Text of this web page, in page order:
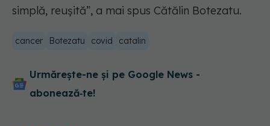
simplă, reușită”, a mai spus Cătălin Botezatu.
cancer Botezatu covid catalin
Urmărește-ne și pe Google News -
abonează‑te!